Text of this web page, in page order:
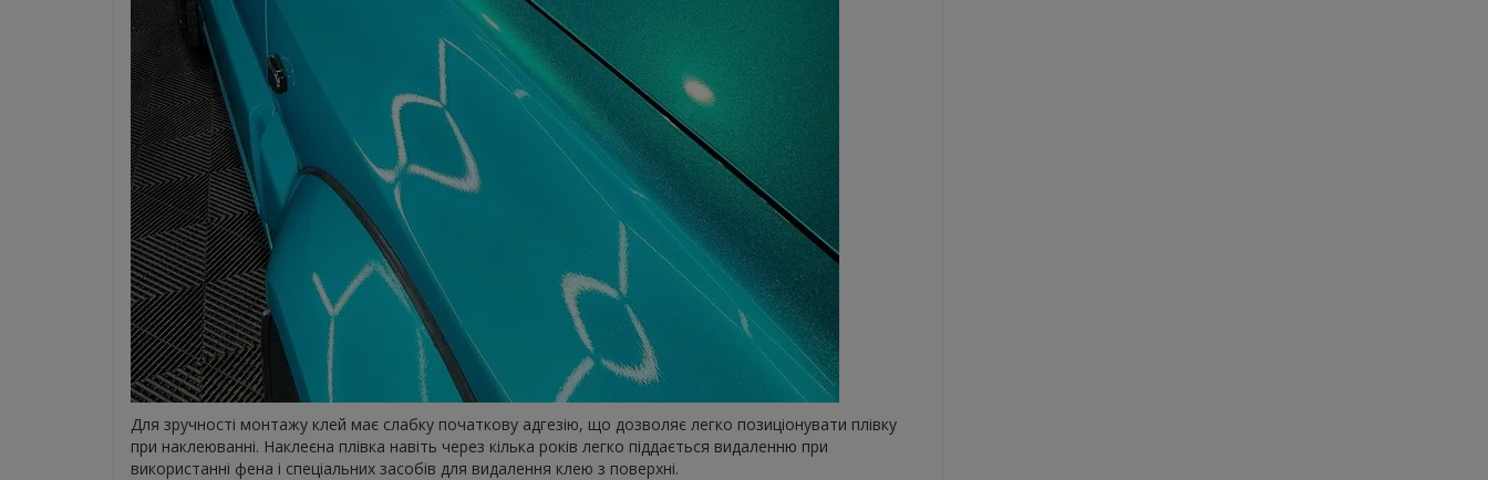
Для зручності монтажу клей має слабку початкову адгезію, що дозволяє легко позиціонувати плівку
при наклеюванні. Наклеєна плівка навіть через кілька років легко піддається видаленню при
використанні фена і спеціальних засобів для видалення клею з поверхні.